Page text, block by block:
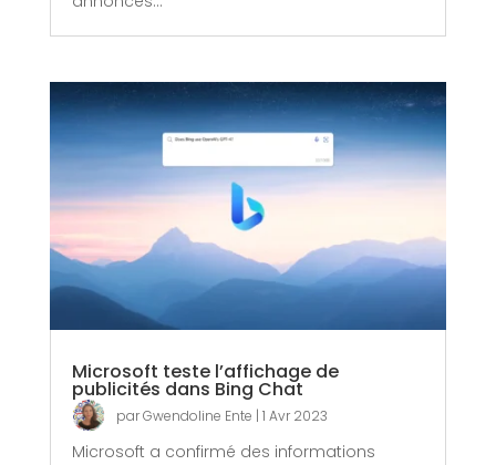
Microsoft teste l’affichage de
publicités dans Bing Chat
parGwendoline Ente | 1 Avr 2023
Microsoft a confirmé des informations